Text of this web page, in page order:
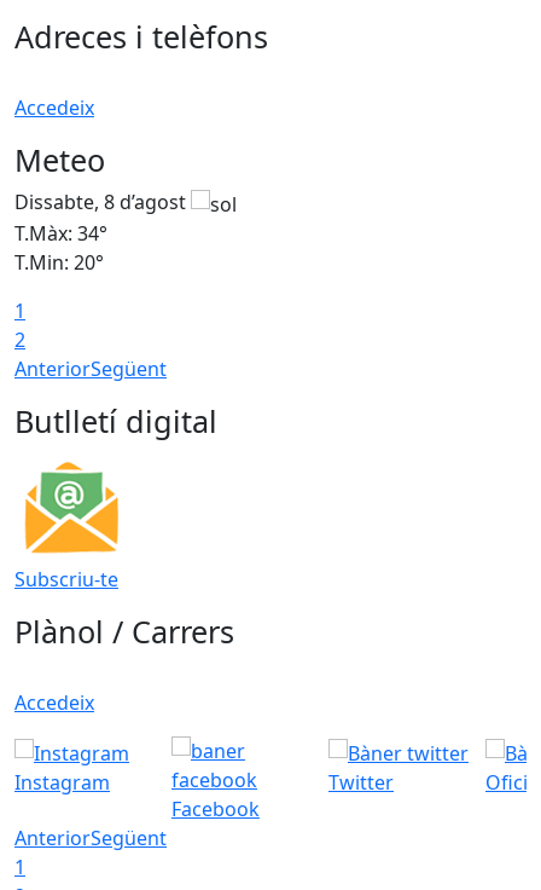
Adreces i telèfons
Accedeix
Meteo
Dissabte, 8 d’agost
T.Màx: 34°
T.Min: 20°
1
2
AnteriorSegüent
Butlletí digital
Subscriu-te
Plànol / Carrers
Accedeix
Instagram
Facebook
Twitter
AnteriorSegüent
1